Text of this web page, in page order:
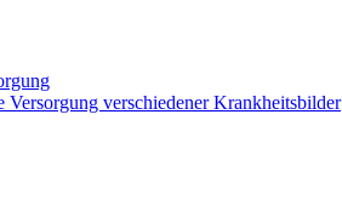
Versorgung verschiedener Krankheitsbilder